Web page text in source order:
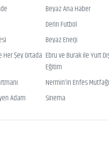
Beyaz Ana Haber
Derin Futbol
Beyaz Enerji
Her Şey Ortada Ebru ve Burak ile Yurt
Eğitim
Nermin'in Enfes Mutfağı
Adam
Sinema